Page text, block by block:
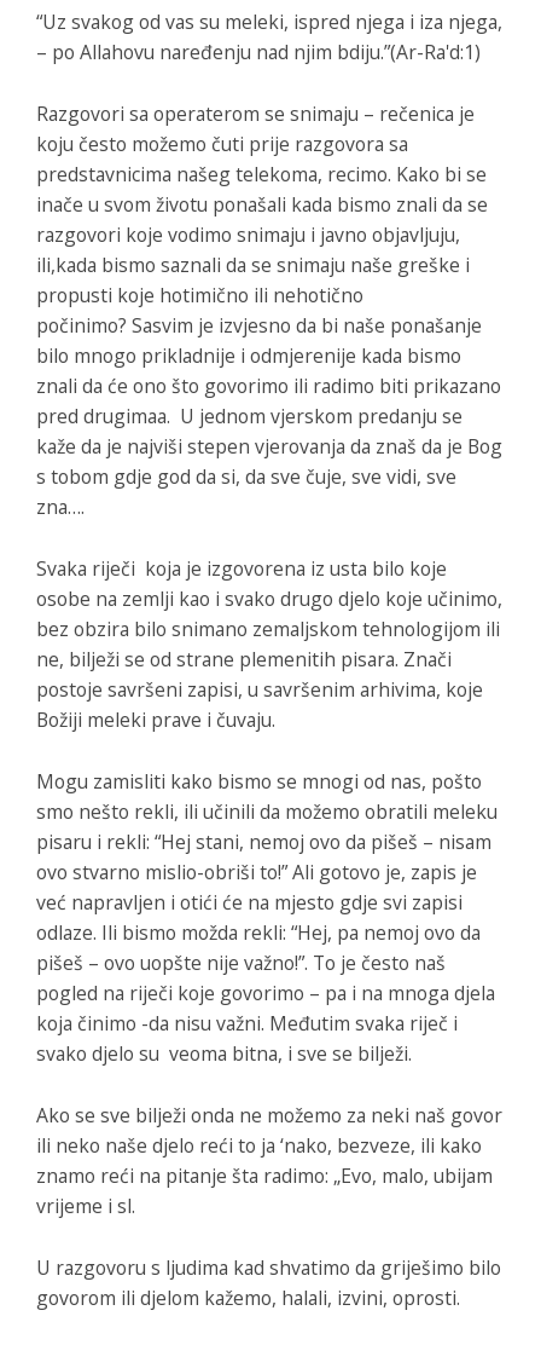
“Uz svakog od vas su meleki, ispred njega i iza njega,
– po Allahovu naređenju nad njim bdiju.”(Ar-Ra'd:1)
Razgovori sa operaterom se snimaju – rečenica je
koju često možemo čuti prije razgovora sa
predstavnicima našeg telekoma, recimo. Kako bi se
inače u svom životu ponašali kada bismo znali da se
razgovori koje vodimo snimaju i javno objavljuju,
ili,kada bismo saznali da se snimaju naše greške i
propusti koje hotimično ili nehotično
počinimo? Sasvim je izvjesno da bi naše ponašanje
bilo mnogo prikladnije i odmjerenije kada bismo
znali da će ono što govorimo ili radimo biti prikazano
pred drugimaa. U jednom vjerskom predanju se
kaže da je najviši stepen vjerovanja da znaš da je Bog
s tobom gdje god da si, da sve čuje, sve vidi, sve
zna….
Svaka riječi koja je izgovorena iz usta bilo koje
osobe na zemlji kao i svako drugo djelo koje učinimo,
bez obzira bilo snimano zemaljskom tehnologijom ili
ne, bilježi se od strane plemenitih pisara. Znači
postoje savršeni zapisi, u savršenim arhivima, koje
Božiji meleki prave i čuvaju.
Mogu zamisliti kako bismo se mnogi od nas, pošto
smo nešto rekli, ili učinili da možemo obratili meleku
pisaru i rekli: “Hej stani, nemoj ovo da pišeš – nisam
ovo stvarno mislio-obriši to!” Ali gotovo je, zapis je
već napravljen i otići će na mjesto gdje svi zapisi
odlaze. Ili bismo možda rekli: “Hej, pa nemoj ovo da
pišeš – ovo uopšte nije važno!”. To je često naš
pogled na riječi koje govorimo – pa i na mnoga djela
koja činimo -da nisu važni. Međutim svaka riječ i
svako djelo su veoma bitna, i sve se bilježi.
Ako se sve bilježi onda ne možemo za neki naš govor
ili neko naše djelo reći to ja ‘nako, bezveze, ili kako
znamo reći na pitanje šta radimo: „Evo, malo, ubijam
vrijeme i sl.
U razgovoru s ljudima kad shvatimo da griješimo bilo
govorom ili djelom kažemo, halali, izvini, oprosti.